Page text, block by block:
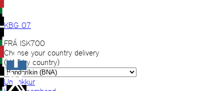
KBG 07
FRÁ ISK700
Choose your country delivery
(VAT by country)
Um okkur